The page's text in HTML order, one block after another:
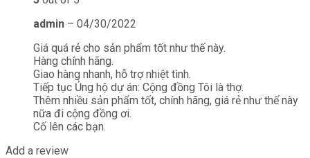
admin – 04/30/2022
Giá quá rẻ cho sản phẩm tốt như thế này.
Hàng chính hãng.
Giao hàng nhanh, hỗ trợ nhiệt tình.
Tiếp tục Ủng hộ dự án: Cộng đồng Tôi là thợ.
Thêm nhiều sản phẩm tốt, chính hãng, giá rẻ như thế này
nữa đi cộng đồng ơi.
Cố lên các bạn.
Add a review